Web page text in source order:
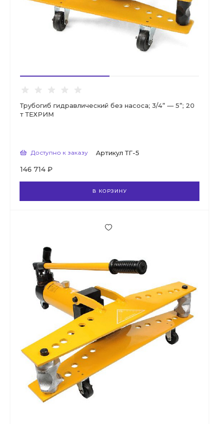
Трубогиб гидравлический без насоса; 3/4” — 5”; 20
т ТЕХРИМ
Доступно к заказу Артикул ТГ-5
146 714 ₽
В КОРЗИНУ